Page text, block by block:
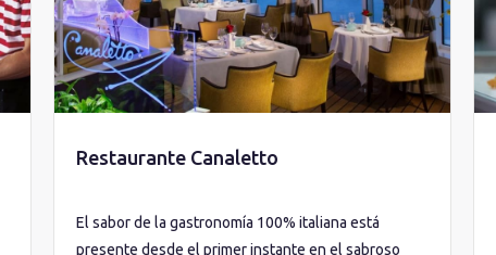
Restaurante Canaletto
El sabor de la gastronomía 100% italiana está
presente desde el primer instante en el sabroso